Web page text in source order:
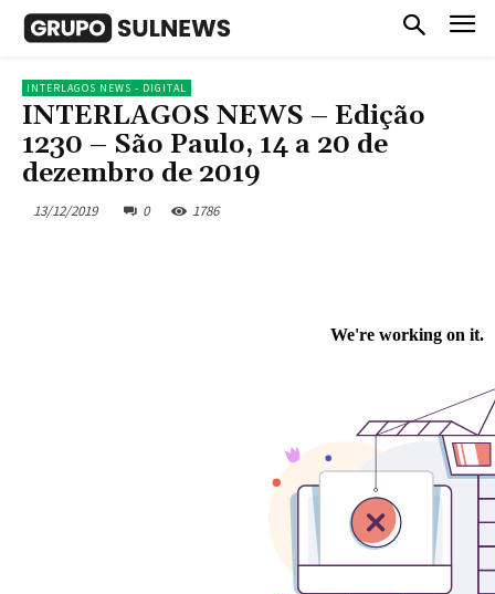
INTERLAGOS NEWS - DIGITAL
INTERLAGOS NEWS – Edição
1230 – São Paulo, 14 a 20 de
dezembro de 2019
13/12/2019 0 1786